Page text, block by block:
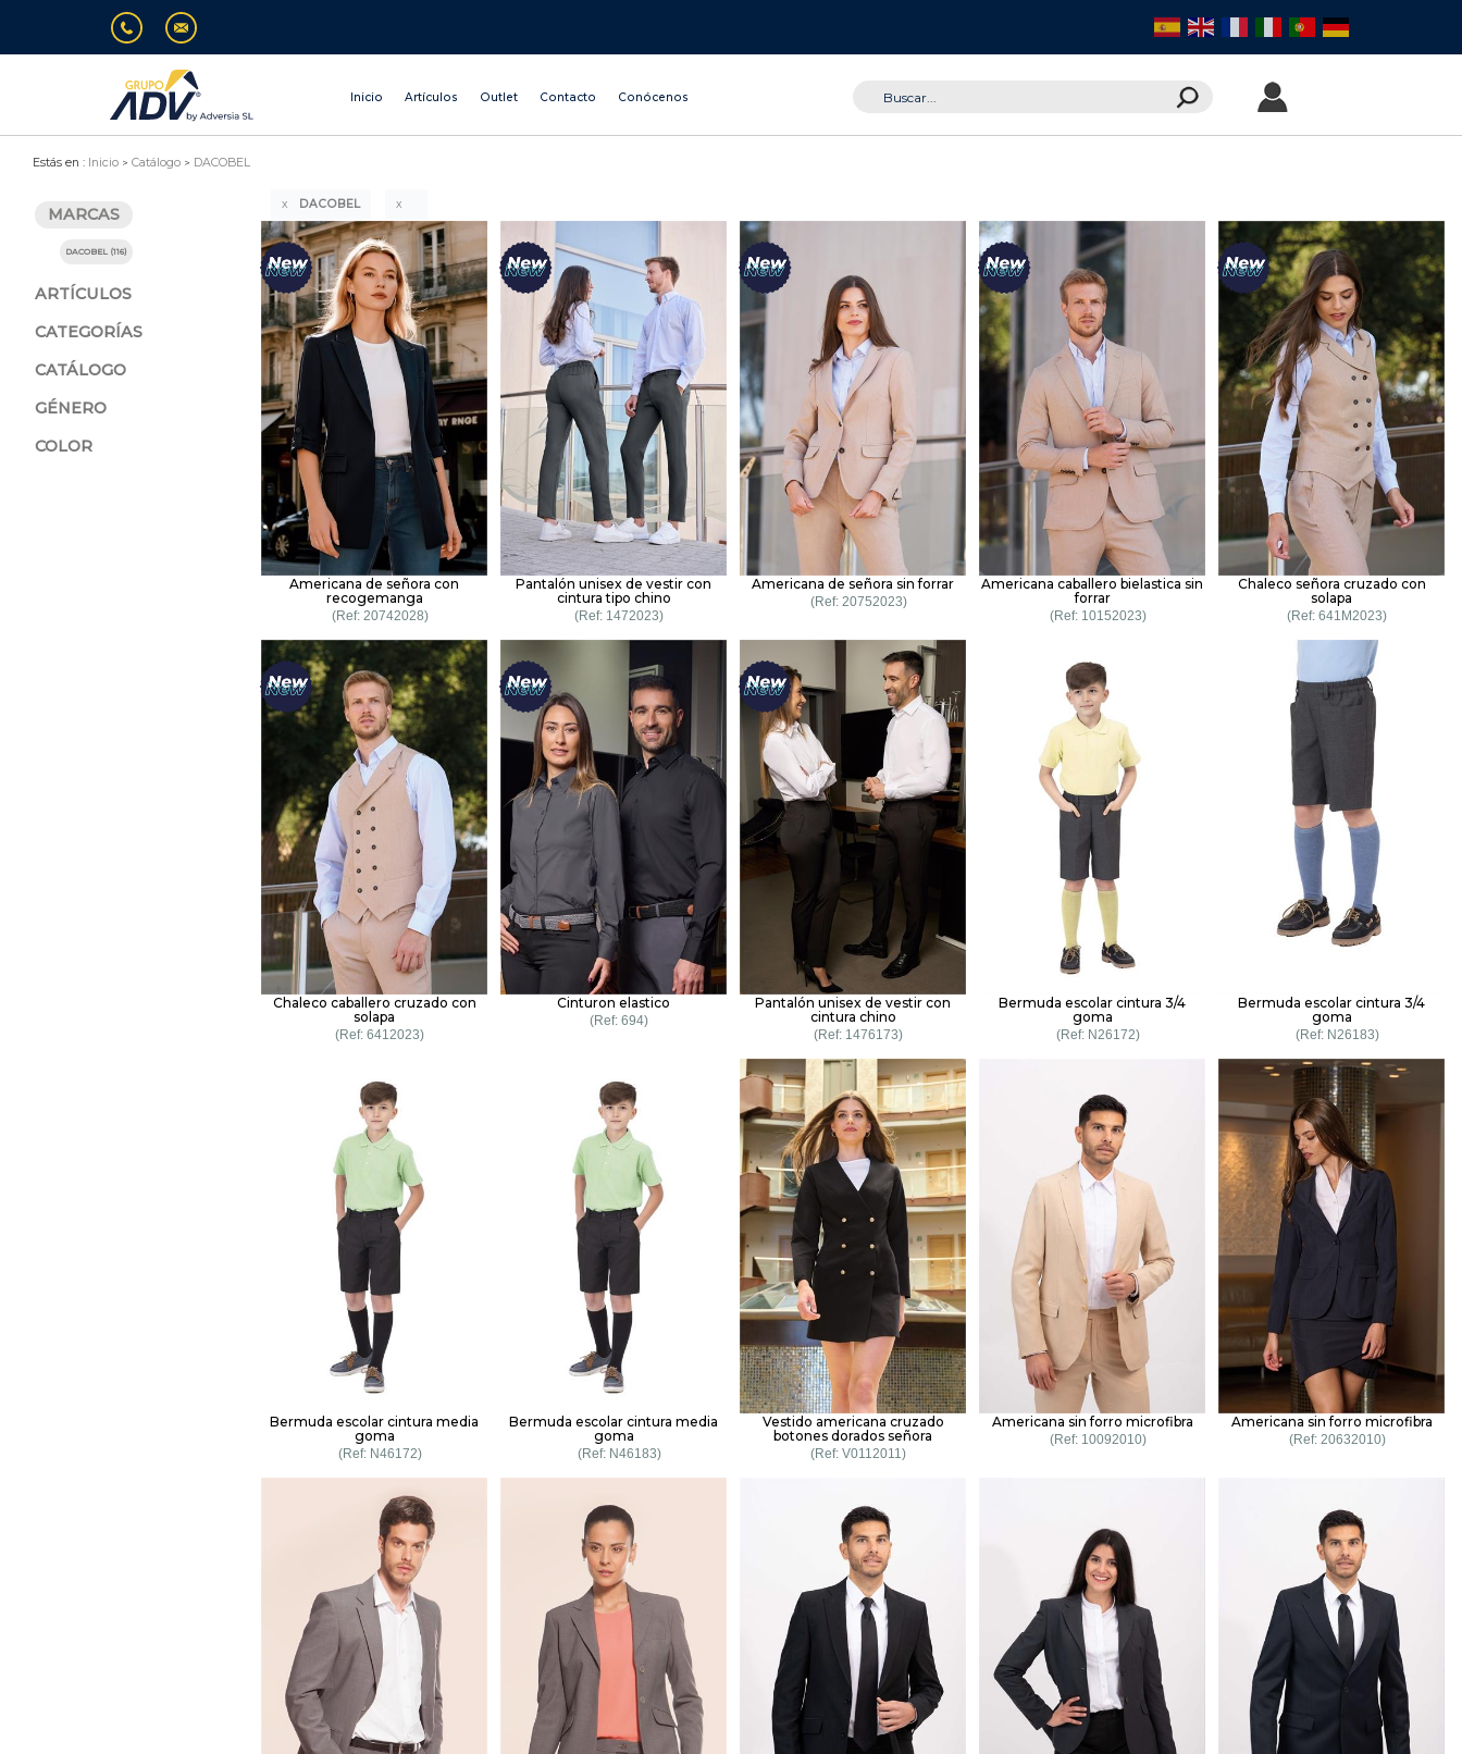
Inicio Artículos Outlet Contacto Conócenos
Estás en : Inicio Catálogo DACOBEL
MARCAS
DACOBEL (116)
ARTÍCULOS
CATEGORÍAS
CATÁLOGO
GÉNERO
COLOR
DACOBEL
Americana de señora con
recogemanga
20742028
Pantalón unisex de vestir con
cintura tipo chino
1472023
Americana de señora sin forrar
20752023
Americana caballero bielastica sin
forrar
10152023
Chaleco señora cruzado con
solapa
641M2023
Chaleco caballero cruzado con
solapa
6412023
Cinturon elastico
694
Pantalón unisex de vestir con
cintura chino
1476173
Bermuda escolar cintura 3/4
goma
N26172
Bermuda escolar cintura 3/4
goma
N26183
Bermuda escolar cintura media
goma
N46172
Bermuda escolar cintura media
goma
N46183
Vestido americana cruzado
botones dorados señora
V0112011
Americana sin forro microfibra
10092010
Americana sin forro microfibra
20632010